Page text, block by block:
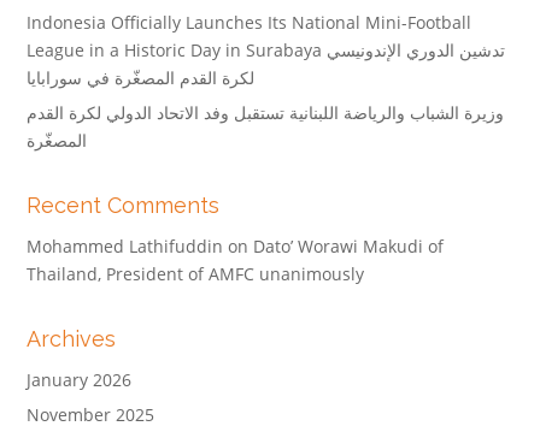
Indonesia Officially Launches Its National Mini-Football
League in a Historic Day in Surabaya تدشين الدوري الإندونيسي
لكرة القدم المصغّرة في سورابايا
وزيرة الشباب والرياضة اللبنانية تستقبل وفد الاتحاد الدولي لكرة القدم
المصغّرة
Recent Comments
Mohammed Lathifuddin on Dato’ Worawi Makudi of
Thailand, President of AMFC unanimously
Archives
January 2026
November 2025